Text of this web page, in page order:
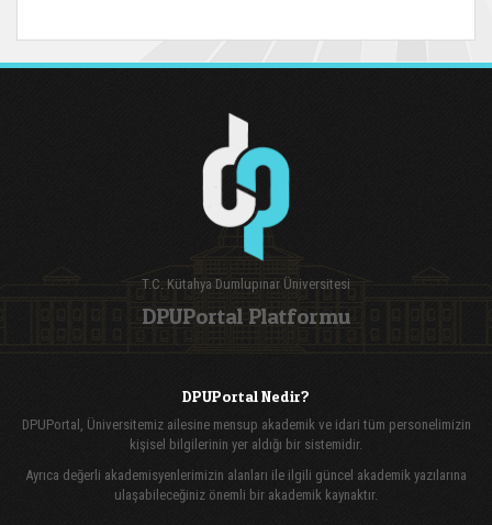
T.C. Kütahya Dumlupınar Üniversitesi
DPUPortal Platformu
DPUPortal Nedir?
DPUPortal, Üniversitemiz ailesine mensup akademik ve idari tüm personelimizin
kişisel bilgilerinin yer aldığı bir sistemidir.
Ayrıca değerli akademisyenlerimizin alanları ile ilgili güncel akademik yazılarına
ulaşabileceğiniz önemli bir akademik kaynaktır.